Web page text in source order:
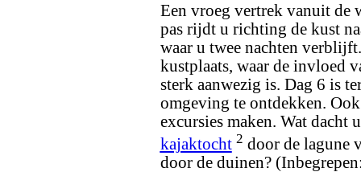
Een vroeg vertrek vanuit de
pas rijdt u richting de kust
waar u twee nachten
kustplaats, waar de invloed
sterk aanwezig is. Dag 6 is
omgeving te ontdekken.
excursies maken. Wat dacht
kajaktocht 2 door de lagune
door de duinen?